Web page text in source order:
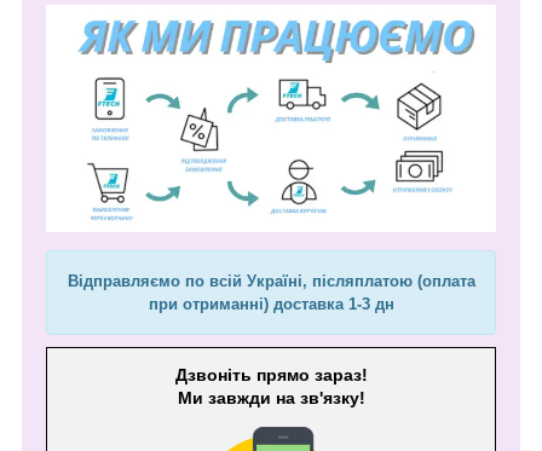
Відправляємо по всій Україні, післяплатою (оплата
при отриманні) доставка 1-3 дн
Дзвоніть прямо зараз!
Ми завжди на зв'язку!